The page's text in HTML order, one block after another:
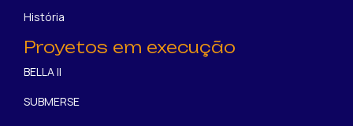
História
Proyetos em execução
BELLA II
SUBMERSE